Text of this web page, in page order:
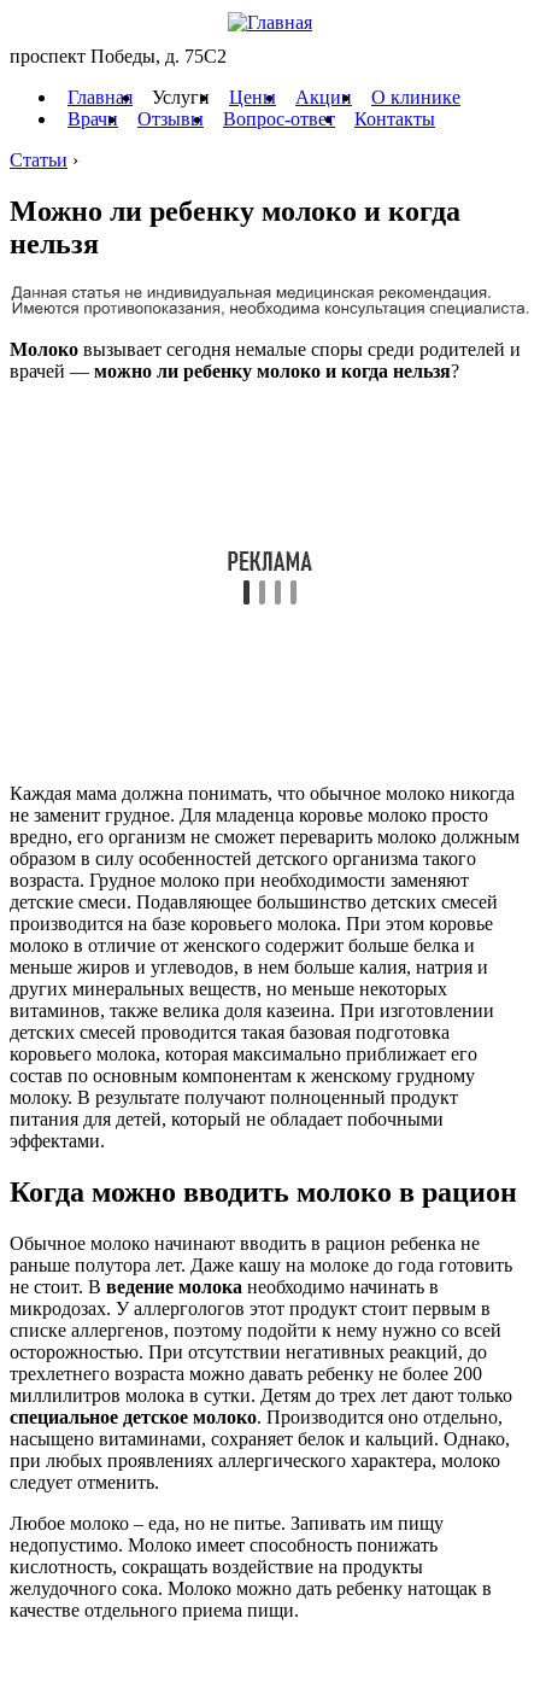
проспект Победы, д. 75C2
Главная
Услуги Цены Акции
О клинике
Врачи
Отзывы Вопрос-ответ
Контакты
Статьи ›
Можно ли ребенку молоко и когда
нельзя
Молоко вызывает сегодня немалые споры среди родителей и
врачей — можно ли ребенку молоко и когда нельзя?
Каждая мама должна понимать, что обычное молоко никогда
не заменит грудное. Для младенца коровье молоко просто
вредно, его организм не сможет переварить молоко должным
образом в силу особенностей детского организма такого
возраста. Грудное молоко при необходимости заменяют
детские смеси. Подавляющее большинство детских смесей
производится на базе коровьего молока. При этом коровье
молоко в отличие от женского содержит больше белка и
меньше жиров и углеводов, в нем больше калия, натрия и
других минеральных веществ, но меньше некоторых
витаминов, также велика доля казеина. При изготовлении
детских смесей проводится такая базовая подготовка
коровьего молока, которая максимально приближает его
состав по основным компонентам к женскому грудному
молоку. В результате получают полноценный продукт
питания для детей, который не обладает побочными
эффектами.
Когда можно вводить молоко в рацион
Обычное молоко начинают вводить в рацион ребенка не
раньше полутора лет. Даже кашу на молоке до года готовить
не стоит. В ведение молока необходимо начинать в
микродозах. У аллергологов этот продукт стоит первым в
списке аллергенов, поэтому подойти к нему нужно со всей
осторожностью. При отсутствии негативных реакций, до
трехлетнего возраста можно давать ребенку не более 200
миллилитров молока в сутки. Детям до трех лет дают только
специальное детское молоко. Производится оно отдельно,
насыщено витаминами, сохраняет белок и кальций. Однако,
при любых проявлениях аллергического характера, молоко
следует отменить.
Любое молоко – еда, но не питье. Запивать им пищу
недопустимо. Молоко имеет способность понижать
кислотность, сокращать воздействие на продукты
желудочного сока. Молоко можно дать ребенку натощак в
качестве отдельного приема пищи.